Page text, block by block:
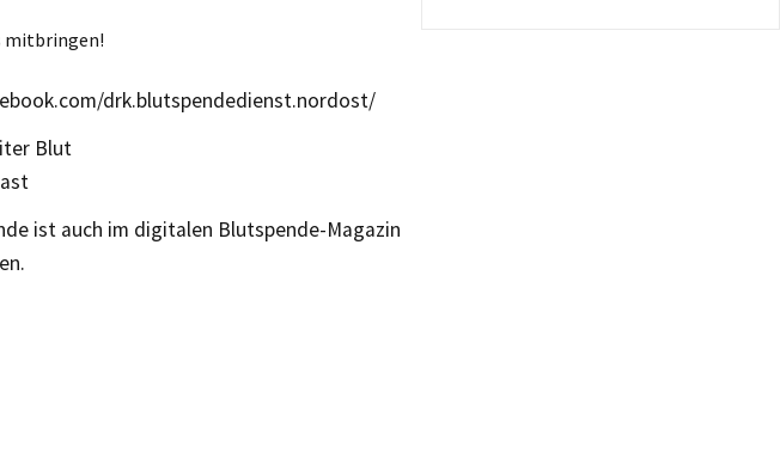
mitbringen!
drk.blutspendedienst.nordost/
Blut
ist auch im digitalen Blutspende-Magazin